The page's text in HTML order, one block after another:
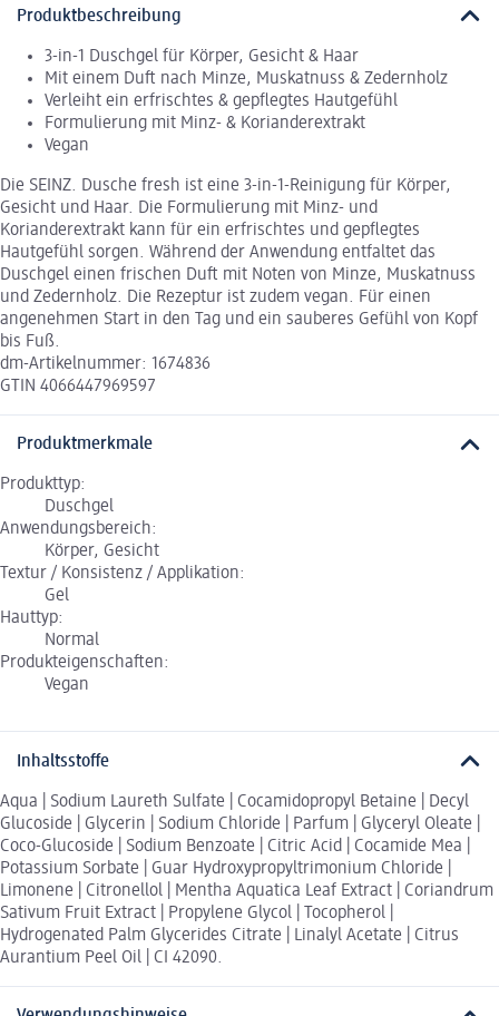
Produktbeschreibung
3-in-1 Duschgel für Körper, Gesicht & Haar
Mit einem Duft nach Minze, Muskatnuss & Zedernholz
Verleiht ein erfrischtes & gepflegtes Hautgefühl
Formulierung mit Minz- & Korianderextrakt
Vegan
Die SEINZ. Dusche fresh ist eine 3-in-1-Reinigung für Körper,
Gesicht und Haar. Die Formulierung mit Minz- und
Korianderextrakt kann für ein erfrischtes und gepflegtes
Hautgefühl sorgen. Während der Anwendung entfaltet das
Duschgel einen frischen Duft mit Noten von Minze, Muskatnuss
und Zedernholz. Die Rezeptur ist zudem vegan. Für einen
angenehmen Start in den Tag und ein sauberes Gefühl von Kopf
bis Fuß.
dm-Artikelnummer: 1674836
GTIN 4066447969597
Produktmerkmale
Produkttyp:
Duschgel
Anwendungsbereich:
Körper, Gesicht
Textur / Konsistenz / Applikation:
Gel
Hauttyp:
Normal
Produkteigenschaften:
Vegan
Inhaltsstoffe
Aqua | Sodium Laureth Sulfate | Cocamidopropyl Betaine | Decyl
Glucoside | Glycerin | Sodium Chloride | Parfum | Glyceryl Oleate |
Coco-Glucoside | Sodium Benzoate | Citric Acid | Cocamide Mea |
Potassium Sorbate | Guar Hydroxypropyltrimonium Chloride |
Limonene | Citronellol | Mentha Aquatica Leaf Extract | Coriandrum
Sativum Fruit Extract | Propylene Glycol | Tocopherol |
Hydrogenated Palm Glycerides Citrate | Linalyl Acetate | Citrus
Aurantium Peel Oil | CI 42090.